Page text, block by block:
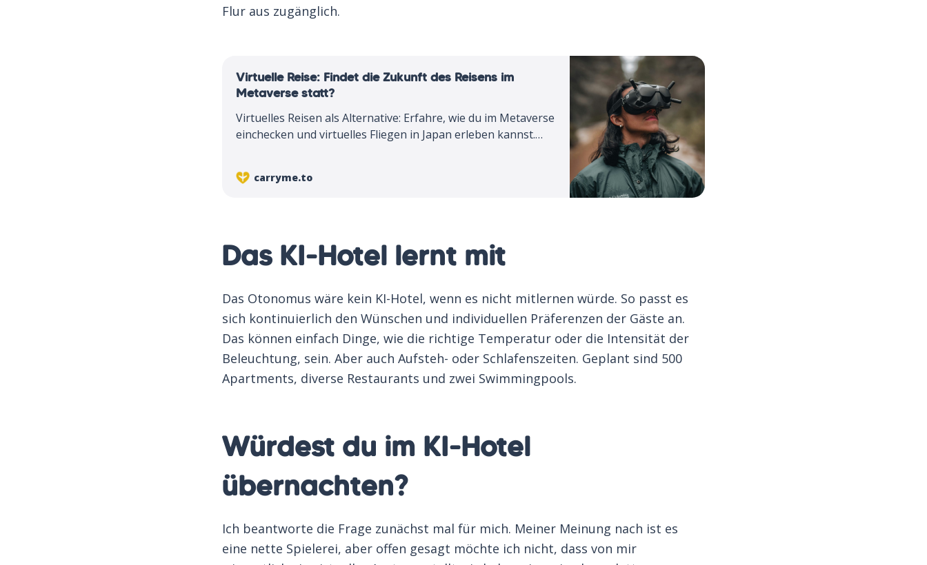
Flur aus zugänglich.
Virtuelle Reise: Findet die Zukunft des Reisens im
Metaverse statt?
Virtuelles Reisen als Alternative: Erfahre, wie du im Metaverse
einchecken und virtuelles Fliegen in Japan erleben kannst.
carryme.to
Das KI-Hotel lernt mit
Das Otonomus wäre kein KI-Hotel, wenn es nicht mitlernen würde. So passt es
sich kontinuierlich den Wünschen und individuellen Präferenzen der Gäste an.
Das können einfach Dinge, wie die richtige Temperatur oder die Intensität der
Beleuchtung, sein. Aber auch Aufsteh- oder Schlafenszeiten. Geplant sind 500
Apartments, diverse Restaurants und zwei Swimmingpools.
Würdest du im KI-Hotel
übernachten?
Ich beantworte die Frage zunächst mal für mich. Meiner Meinung nach ist es
eine nette Spielerei, aber offen gesagt möchte ich nicht, dass von mir